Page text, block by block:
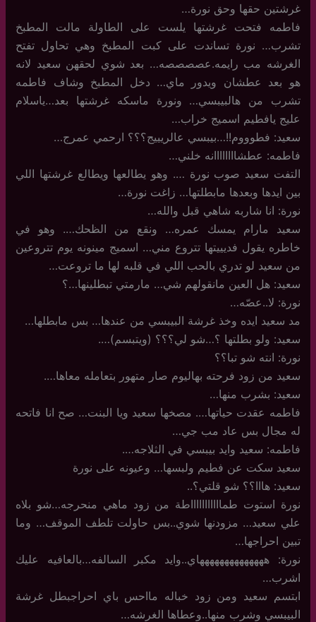
غرشتين حقها وحق نورة…
فاطمه فتحت غرشتها يلست على الطاولة مالت المطبخ
تشرب… نورة تساندت على كبت المطبخ وهي تحاول تفتح
الغرشه مب رايمه.عصصصصه… بعد شوي لحقهن سعيد لانه
هو بعد عطشان ويدور ماي… دخل المطبخ وشاف فاطمه
تشرب من هالبيبسي… ونورة ماسكه غرشتها بعد…ياسلام
عليج يافطيم اسميج خراب…
سعيد: فطوووم!!…بيبسي عالريييج؟؟؟ ارحمي عمرج…
فاطمه: عطشاااااااانه خلني…
التفت سعيد صوب نورة …. وهو يطالعها ويطالع غرشتها اللي
بين ايدها وبعدها مابطلتها… زاغت نورة…
نورة: انا شاربه شاهي قبل والله…
سعيد مارام يمسك عمره… ونقع من الظحك…. وهو في
خاطره يقول فديييتها تتروع مني… اسميج مينونه يوم تتروعين
من سعيد لو تدري بالحب اللي في قلبه لها ما تروعت…
سعيد: هل العين مانقولهم شي… مارمتي تبطلينها…؟
نورة: لا..عصّه…
مد سعيد ايده وخذ غرشة البيبسي من عندها… بس مابطلها…
سعيد: ولو بطلتها ؟…شو لي؟؟؟ (ويتبسم)….
نورة: انته شو تبا؟؟
سعيد من زود فرحته بهاليوم صار متهور بتعامله معاها….
سعيد: بشرب منها…
فاطمه عقدت حياتها…. مصخها سعيد ويا البنت… صح انا فاتحه
له مجال بس عاد مب جي…
فاطمه: سعيد وايد بيبسي في الثلاجه….
سعيد سكت عن فطيم ولبسها… وعيونه على نورة
سعيد: هااا؟؟ شو قلتي؟..
نورة استوت طماااااااااااطة من زود ماهي منحرجه…شو بلاه
علي سعيد… مزودنها شوي..بس حاولت تلطف الموقف… وما
تبين احراجها…
نورة: ههههههههههههههاي..وايد مكبر السالفه…بالعافيه عليك
اشرب…
ابتسم سعيد ومن زود خباله مااحس باي احراجبطل غرشة
البيبسي وشرب منها..وعطاها الغرشه…